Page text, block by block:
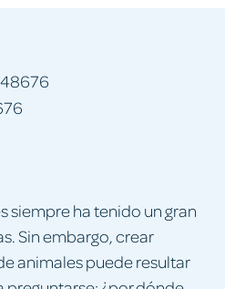
siempre ha tenido un gran
Sin embargo, crear
animales puede resultar